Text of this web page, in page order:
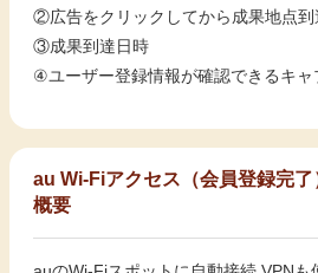
②広告をクリックしてから成果地点到
③成果到達日時
④ユーザー登録情報が確認できるキャ
au Wi-Fiアクセス（会員登録完
概要